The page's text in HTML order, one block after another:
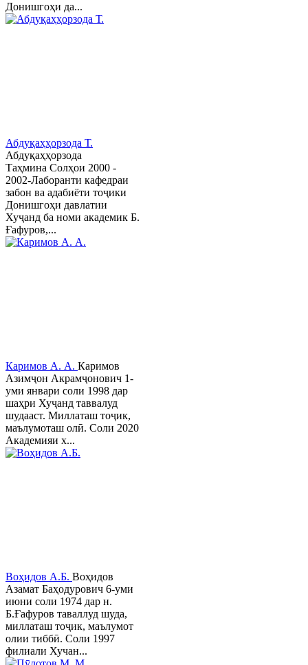
Донишгоҳи да...
Абдуқаҳҳорзода Т.
Абдуқаҳҳорзода
Таҳмина Солҳои 2000 -
2002-Лаборанти кафедраи
забон ва адабиёти тоҷики
Донишгоҳи давлатии
Хуҷанд ба номи академик Б.
Ғафуров,...
Каримов А. А. Каримов
Азимҷон Акрамҷонович 1-
уми январи соли 1998 дар
шаҳри Хуҷанд таввалуд
шудааст. Миллаташ тоҷик,
маълумоташ олӣ. Соли 2020
Академияи х...
Воҳидов А.Б. Воҳидов
Азамат Баҳодурович 6-уми
июни соли 1974 дар н.
Б.Ғафуров таваллуд шуда,
миллаташ тоҷик, маълумот
олии тиббӣ. Соли 1997
филиали Хучан...